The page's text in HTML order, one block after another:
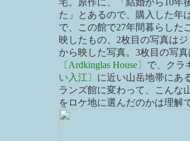
た」とあるので、購入した年
で、この館で27年間暮らした
映したもの、2枚目の写真は
から映した写真。3枚目の写
〔Ardkinglas House〕 で、クラ
い入江〕 に近い山岳地帯にあ
ランズ館に変わって、こんな
をロケ地に選んだのかは理解